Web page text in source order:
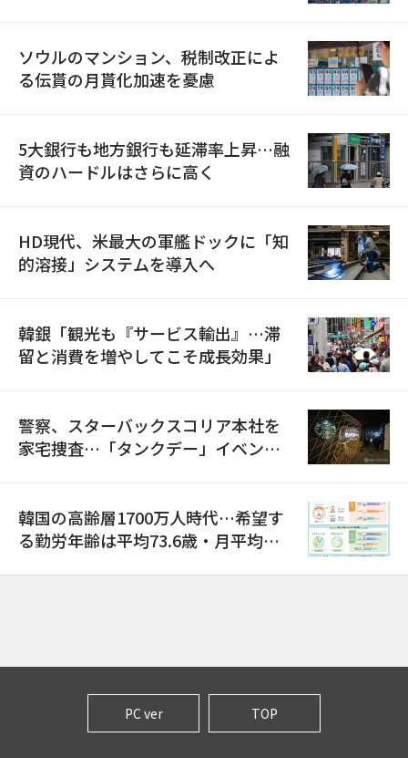
ソウルのマンション、税制改正によ
る伝貰の月貰化加速を憂慮
5大銀行も地方銀行も延滞率上昇…融
資のハードルはさらに高く
HD現代、米最大の軍艦ドックに「知
的溶接」システムを導入へ
韓銀「観光も『サービス輸出』…滞
留と消費を増やしてこそ成長効果」
警察、スターバックスコリア本社を
家宅捜査…「タンクデー」イベント
韓国の高齢層1700万人時代…希望す
る勤労年齢は平均73.6歳・月平均賃
PC ver TOP